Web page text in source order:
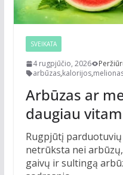
SVEIKATA
4 rugpjūčio, 2026
arbūzas,kalorijos,
Arbūzas ar
daugiau
Rugpjūtį
netrūksta nei
gaivų ir sultingą